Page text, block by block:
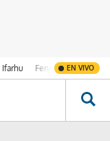
Ifarhu Fenómeno de El
EN VIVO